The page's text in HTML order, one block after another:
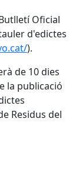
Oficial
d'edictes
).
de 10 dies
la publicació
Residus del